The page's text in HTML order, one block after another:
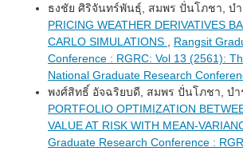
ธงชัย ศิริจันทร์พันธุ์, สมพร ปั่นโภชา, บำ
PRICING WEATHER DERIVATIVES
CARLO SIMULATIONS
Rangsit
Conference : RGRC: Vol 13 (2561):
National Graduate Research
พงศ์สิทธิ์ อัจฉริยบดี, สมพร ปั่นโภชา, บำรุ
PORTFOLIO OPTIMIZATION
VALUE AT RISK WITH MEAN-
Graduate Research Conference :